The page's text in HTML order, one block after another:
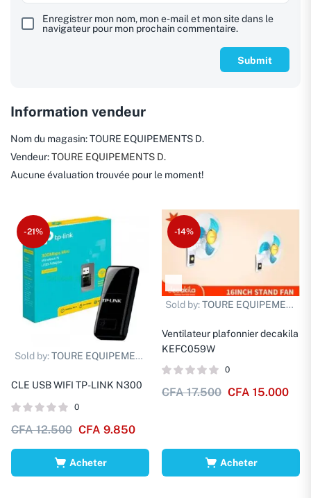
Enregistrer mon nom, mon e-mail et mon site dans le
navigateur pour mon prochain commentaire.
Information vendeur
Nom du magasin:TOURE EQUIPEMENTS D.
Vendeur:TOURE EQUIPEMENTS D.
Aucune évaluation trouvée pour le moment!
-21%
Sold by:TOURE EQUIPEMENTS D.
CLE USB WIFI TP-LINK N300
0
CFA12.500 CFA 9.850
Acheter
-14%
Sold by:TOURE EQUIPEMENTS D.
Ventilateur plafonnier decakila
KEFC059W
0
CFA17.500 CFA 15.000
Acheter